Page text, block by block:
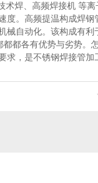
焊、高频焊接机 等
度。高频提温构成焊
自动化。该构成有
都各有优势与劣势。
，是不锈钢焊接管加